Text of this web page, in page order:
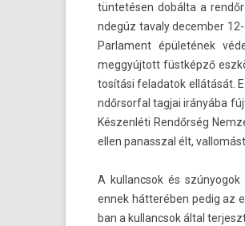
tüntetésen dobálta a
ndegúz tava­ly de­cemb­er
Par­la­ment épületének
meggyújtott füstképző
tosítási feladatok ellátását.
ndőr­sorf­al tag­jai irányába
Készenléti Rendőrség
ellen panassz­al élt,
A kul­lancsok és
ennek hátterében pedig az
ban a kul­lancsok által